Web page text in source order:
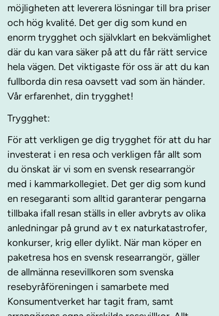
möjligheten att leverera lösningar till bra priser
och hög kvalité. Det ger dig som kund en
enorm trygghet och självklart en bekvämlighet
där du kan vara säker på att du får rätt service
hela vägen. Det viktigaste för oss är att du kan
fullborda din resa oavsett vad som än händer.
Vår erfarenhet, din trygghet!
Trygghet:
För att verkligen ge dig trygghet för att du har
investerat i en resa och verkligen får allt som
du önskat är vi som en svensk researrangör
med i kammarkollegiet. Det ger dig som kund
en resegaranti som alltid garanterar pengarna
tillbaka ifall resan ställs in eller avbryts av olika
anledningar på grund av t ex naturkatastrofer,
konkurser, krig eller dylikt. När man köper en
paketresa hos en svensk researrangör, gäller
de allmänna resevillkoren som svenska
resebyråföreningen i samarbete med
Konsumentverket har tagit fram, samt